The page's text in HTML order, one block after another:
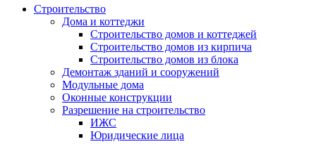
Строительство
Дома и коттеджи
Строительство домов и коттеджей
Строительство домов из кирпича
Строительство домов из блока
Демонтаж зданий и сооружений
Модульные дома
Оконные конструкции
Разрешение на строительство
ИЖС
Юридические лица